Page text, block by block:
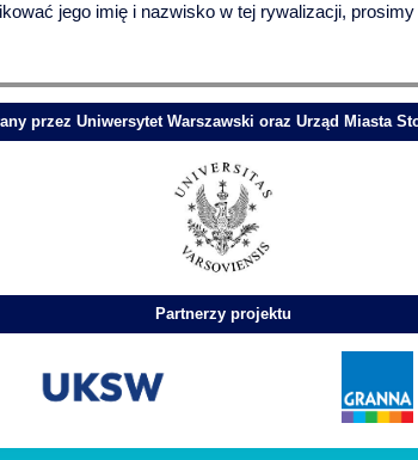
jego imię i nazwisko w tej rywalizacji,
przez Uniwersytet Warszawski oraz Urząd Miasta
Partnerzy projektu